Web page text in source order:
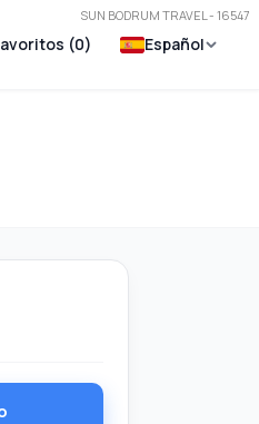
SUN BODRUM TRAVEL - 16547
(0) Español